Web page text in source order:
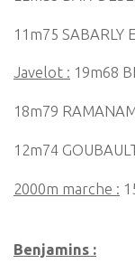
11m75 SABARLY
Javelot : 19m68
18m79
12m74
2000m marche :
Benjamins :